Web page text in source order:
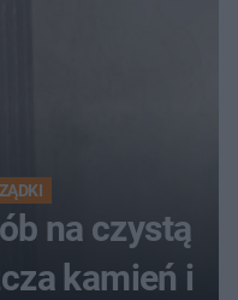
na czystą
kamień i